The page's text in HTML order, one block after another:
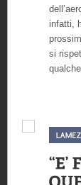
infatti,
si